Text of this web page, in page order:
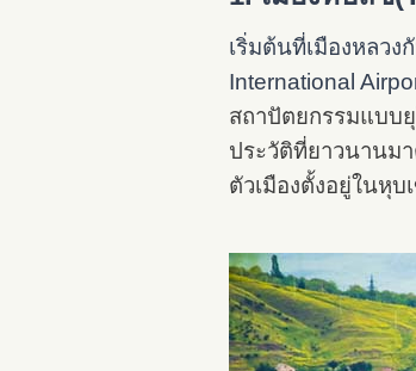
เริ่มต้นที่เมืองหลว
International
สถาปัตยกรรมแบบ
ประวัติที่ยาวนานม
ตัวเมืองตั้งอยู่ในหุ